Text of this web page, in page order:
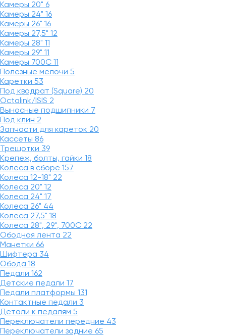
Камеры 20" 6
Камеры 24" 16
Камеры 26" 16
Камеры 27,5" 12
Камеры 28" 11
Камеры 29" 11
Камеры 700C 11
Полезные мелочи 5
Каретки 53
Под квадрат (Square) 20
Octalink/ISIS 2
Выносные подшипники 7
Под клин 2
Запчасти для кареток 20
Кассеты 86
Трещотки 39
Крепеж, болты, гайки 18
Колеса в сборе 157
Колеса 12-18" 22
Колеса 20" 12
Колеса 24" 17
Колеса 26" 44
Колеса 27,5" 18
Колеса 28", 29", 700С 22
Ободная лента 22
Манетки 66
Шифтера 34
Обода 18
Педали 162
Детские педали 17
Педали платформы 131
Контактные педали 3
Детали к педалям 5
Переключатели передние 43
Переключатели задние 65